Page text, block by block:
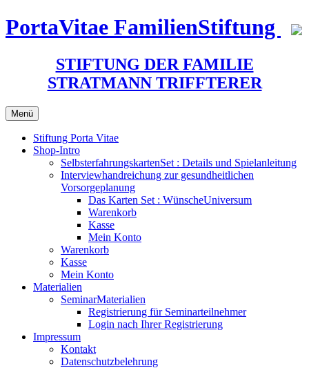
Zum
Inhalt
PortaVitae FamilienStiftung
STIFTUNG DER FAMILIE
STRATMANN TRIFFTERER
Menü
Stiftung Porta Vitae
Shop-Intro
SelbsterfahrungskartenSet : Details und Spielanleitung
Interviewhandreichung zur gesundheitlichen
Vorsorgeplanung
Das Karten Set : WünscheUniversum
Warenkorb
Kasse
Mein Konto
Warenkorb
Kasse
Mein Konto
Materialien
SeminarMaterialien
Registrierung für Seminarteilnehmer
Login nach Ihrer Registrierung
Impressum
Kontakt
Datenschutzbelehrung